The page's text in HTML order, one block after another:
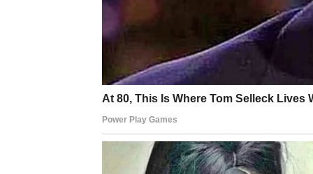
Pred vama su trenuci tokom kojih ćete
Moguća je velika zarada ili veoma
pokazujete.
BLIZANCI
Zvijezde vam donose zanimljive ljude,